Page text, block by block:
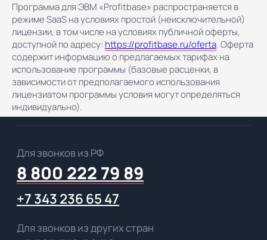
Программа для ЭВМ «Profitbase» распространяется в
режиме SaaS на условиях простой (неисключительной)
лицензии, в том числе на условиях публичной оферты,
доступной по адресу: https://profitbase.ru/oferta. Оферта
содержит информацию о предлагаемых тарифах на
использование программы (базовые расценки, в
зависимости от предполагаемого использования
лицензиатом программы условия могут определяться
индивидуально).
Получить консультацию
Решения и тарифы
Маркетплейс решений от партнёров
Электронная сделка
Экспорт данных
Смарт-каталог
Profitbase для CRM